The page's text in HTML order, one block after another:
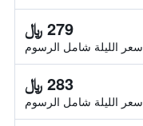
279 ﷼
سعر الليلة شامل الرسوم
283 ﷼
سعر الليلة شامل الرسوم